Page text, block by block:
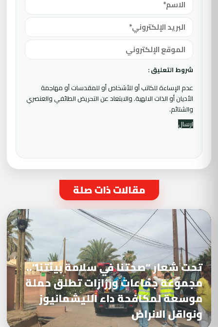
شروط التعليق :
عدم الإساءة للكاتب أو للأشخاص أو للمقدسات أو مهاجمة
الأديان أو الذات الالهية. والابتعاد عن التحريض الطائفي والعنصري
والشتائم.
مقالات ذات صلة
تحت شعار “صحتنا في سلامة بيئتنا”..
مجموعة جماعات ورزازات تطلق حملة
موسعة لمكافحة داء الليشمانيوز
ونواقل الانراض